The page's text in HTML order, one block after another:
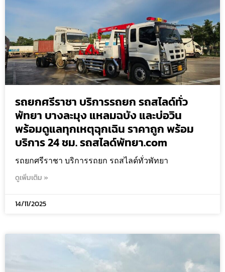
รถยกศรีราชา บริการรถยก รถสไลด์ทั่ว
พัทยา บางละมุง แหลมฉบัง และบ่อวิน
พร้อมดูแลทุกเหตุฉุกเฉิน ราคาถูก พร้อม
บริการ 24 ชม. รถสไลด์พัทยา.com
รถยกศรีราชา บริการรถยก รถสไลด์ทั่วพัทยา
ดูเพิ่มเติม »
14/11/2025